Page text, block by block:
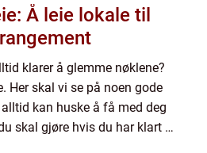
Å leie lokale til
klarer å glemme nøklene?
Her skal vi se på noen gode
kan huske å få med deg
skal gjøre hvis du har klart å